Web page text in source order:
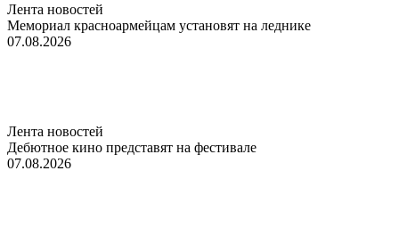
Лента новостей
Мемориал красноармейцам установят на леднике
07.08.2026
Лента новостей
Дебютное кино представят на фестивале
07.08.2026